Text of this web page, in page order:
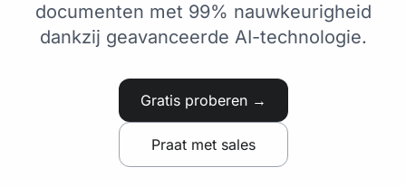
documenten met 99% nauwkeurigheid
dankzij geavanceerde AI-technologie.
Gratis proberen →
Praat met sales